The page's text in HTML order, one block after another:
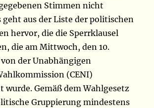
Stimmen nicht
geht aus der Liste der politischen
hervor, die die Sperrklausel
die am Mittwoch, den 10.
der Unabhängigen
(CENI)
Gemäß dem Wahlgesetz
Gruppierung mindestens